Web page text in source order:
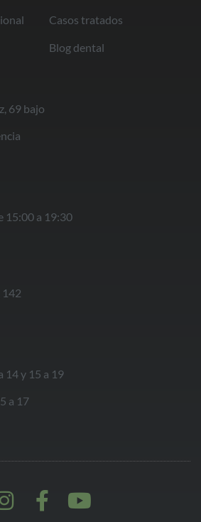
Casos tratados
Blog dental
69 bajo
15:00 a 19:30
142
14 y 15 a 19
a 17